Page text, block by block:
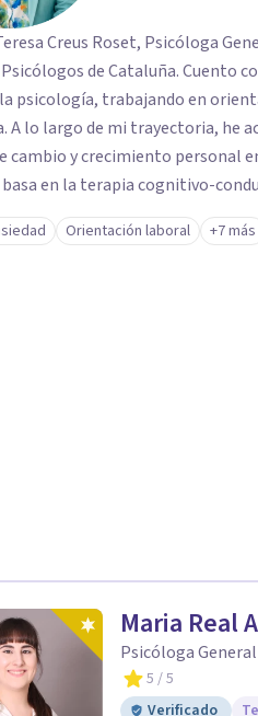
Creus Roset, Psicóloga
Cuento con más de 20 años de experiencia en el
psicología, trabajando en
A lo largo de mi trayectoria, he
cambio y crecimiento personal
basa en la terapia cognitivo-
y técnicas respaldadas por la
te proporciono herramientas
Orientación laboral +7 más
Maria Real
Psicóloga
5 / 5
Verificado